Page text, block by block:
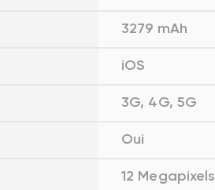
3279 mAh
iOS
3G, 4G, 5G
Oui
12 Megapixels